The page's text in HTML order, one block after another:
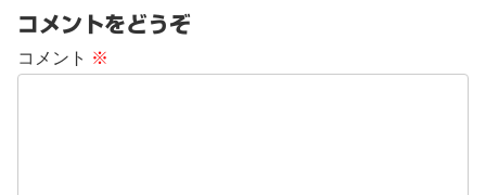
コメントをどうぞ
コメント ※